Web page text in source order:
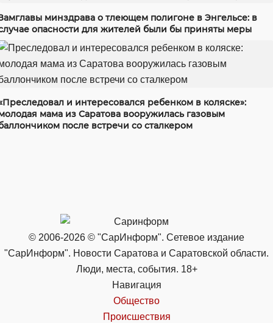
минздрава о тлеющем полигоне в Энгельсе: в
опасности для жителей были бы приняты меры
и интересовался ребенком в коляске»:
мама из Саратова вооружилась газовым
после встречи со сталкером
© 2006-2026 © "СарИнформ". Сетевое издание
"СарИнформ". Новости Саратова и Саратовской области.
Люди, места, события. 18+
Навигация
Общество
Происшествия